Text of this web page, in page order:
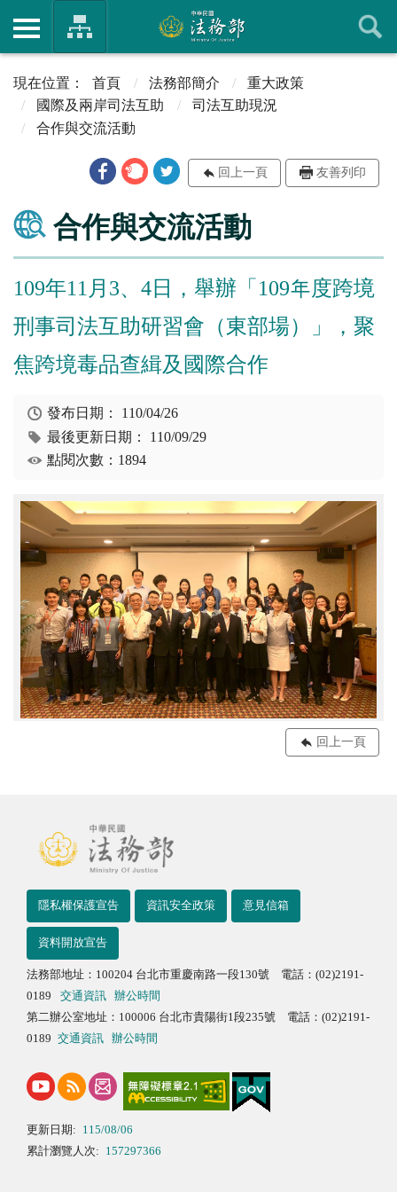
首頁 法務部簡介
重大政策
國際及兩岸司法互助
司法互助現況
合作與交流活動
回上一頁 友善列印
合作與交流活動
109年11月3、4日，舉辦「109年度跨境
刑事司法互助研習會（東部場）」，聚
焦跨境毒品查緝及國際合作
發布日期： 110/04/26
最後更新日期： 110/09/29
點閱次數：1894
回上一頁
隱私權保護宣告 資訊安全政策 意見信箱
資料開放宣告
法務部地址：100204 台北市重慶南路一段130號 電話：(02)2191-
0189
交通資訊
辦公時間
第二辦公室地址：100006 台北市貴陽街1段235號 電話：(02)2191-
0189 交通資訊 辦公時間
更新日期: 115/08/06
累計瀏覽人次: 157297366